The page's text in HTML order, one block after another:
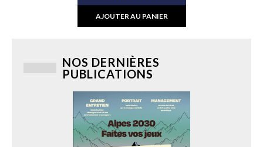
AJOUTER AU PANIER
NOS DERNIÈRES
PUBLICATIONS